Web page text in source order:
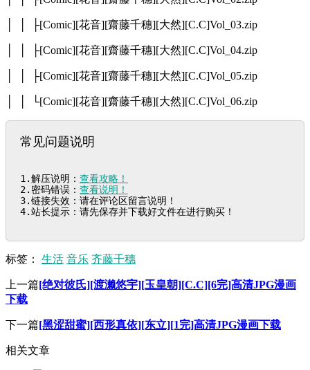
│ │ ├[Comic][花音][齋藤千穗][大然][C.C]Vol_03.zip
│ │ ├[Comic][花音][齋藤千穗][大然][C.C]Vol_04.zip
│ │ ├[Comic][花音][齋藤千穗][大然][C.C]Vol_05.zip
│ │ └[Comic][花音][齋藤千穗][大然][C.C]Vol_06.zip
常见问题说明
1.解压说明： 查看攻略！
2.密码错误： 查看说明！
3.链接失效：请在评论区留言说明！
4.站长提示：请先保存并下载好文件在进行购买！
标签： 生活 音乐 齐藤千穗
上一篇[绝对彼氏][渡濑悠宇][玉皇朝][C.C][6完]高清JPG漫画
下载
下一篇[黑涩甜蜜][西形真依][东立][1完]高清JPG漫画下载
相关文章